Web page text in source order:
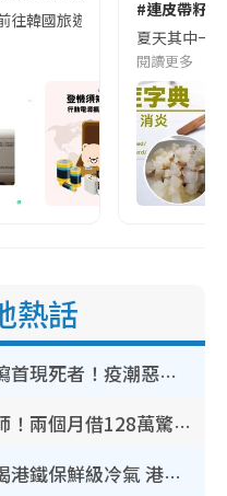
往韓國旅遊的民眾，近期要
#連皮帶籽
夏天其中一
閱讀更多
熱話
奪命寄生蟲｜食生菜狂瀉首現死者！疫潮惡化錄1.8萬宗病例 揭洗菜3大謬誤
銀行高層戀上水療女技師！兩個月借128萬驚覺「沉船」沉落火海 揭背後疑似邪教操控賣淫
內地客歎港人唔識老！揭港鐵保鮮級冷氣 港人求放過：咪投訴